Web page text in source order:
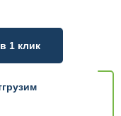
1 клик